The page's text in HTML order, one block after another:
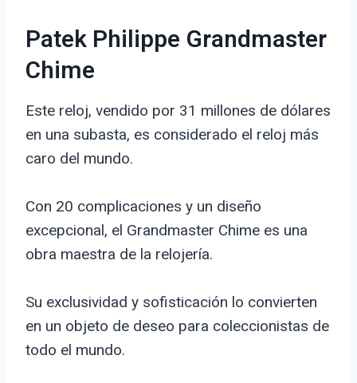
Patek Philippe Grandmaster
Chime
Este reloj, vendido por 31 millones de dólares
en una subasta, es considerado el reloj más
caro del mundo.
Con 20 complicaciones y un diseño
excepcional, el Grandmaster Chime es una
obra maestra de la relojería.
Su exclusividad y sofisticación lo convierten
en un objeto de deseo para coleccionistas de
todo el mundo.